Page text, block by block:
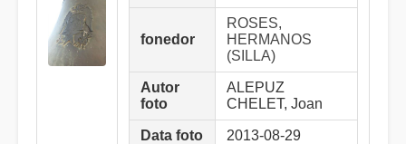
fonedor
ROSES,
HERMANOS
(SILLA)
Autor
foto
ALEPUZ
CHELET, Joan
Data foto 2013-08-29